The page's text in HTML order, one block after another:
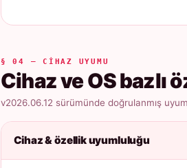
§ 04 — CIHAZ UYUMU
Cihaz ve OS bazlı
v2026.06.12 sürümünde doğrulanmış
Cihaz & özellik uyumluluğu